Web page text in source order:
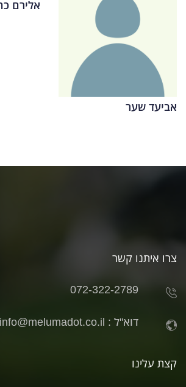
אביעד שער
אלירם
צרו איתנו קשר
072-322-2789
דוא"ל : info@melumadot.co.il
קצת עלינו